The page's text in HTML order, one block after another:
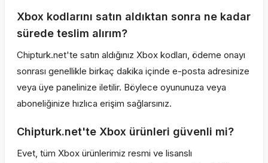
Xbox kodlarını satın aldıktan sonra ne kadar
sürede teslim alırım?
Chipturk.net'te satın aldığınız Xbox kodları, ödeme onayı
sonrası genellikle birkaç dakika içinde e-posta adresinize
veya üye panelinize iletilir. Böylece oyununuza veya
aboneliğinize hızlıca erişim sağlarsınız.
Chipturk.net'te Xbox ürünleri güvenli mi?
Evet, tüm Xbox ürünlerimiz resmi ve lisanslı